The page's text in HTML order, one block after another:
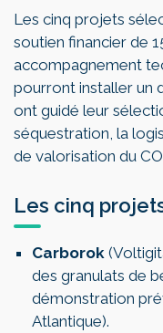
Les cinq projets
soutien financier de
accompagnement
pourront installer un
ont guidé leur
séquestration, la
de valorisation du
Les cinq
Carborok
des granulats de
démonstration
Atlantique).